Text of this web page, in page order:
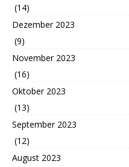
(14)
Dezember 2023
(9)
November 2023
(16)
Oktober 2023
(13)
September 2023
(12)
August 2023